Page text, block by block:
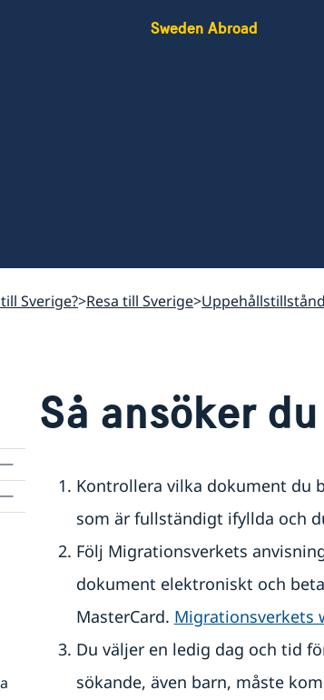
Sweden Abroad
Sverige? Resa till Sverige
Så ansöker du
Kontrollera vilka dokument du
som är fullständigt ifyllda och
Följ Migrationsverkets
dokument elektroniskt och
MasterCard. Migrationsverkets
Du väljer en ledig dag och tid
sökande, även barn, måste